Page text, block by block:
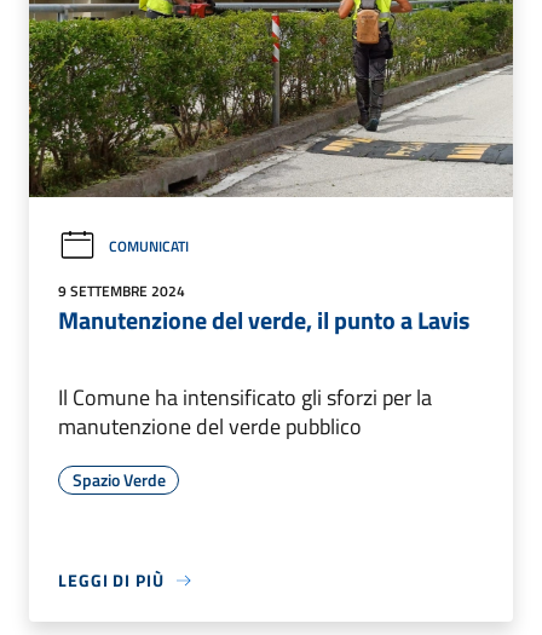
COMUNICATI
9 SETTEMBRE 2024
Manutenzione del verde, il punto a Lavis
Il Comune ha intensificato gli sforzi per la
manutenzione del verde pubblico
Spazio Verde
LEGGI DI PIÙ